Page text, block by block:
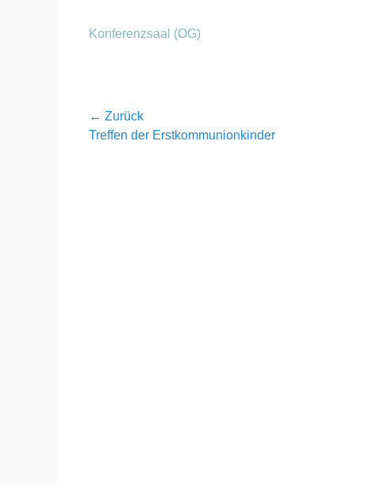
Konferenzsaal (OG)
Beitragsnavigation
← Zurück
Vorheriger
Treffen der Erstkommunionkinder